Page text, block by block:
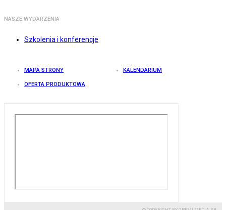
NASZE WYDARZENIA
Szkolenia i konferencje
MAPA STRONY KALENDARIUM
OFERTA PRODUKTOWA